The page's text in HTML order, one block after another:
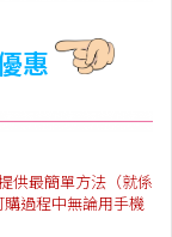
惠
供最簡單方法（就係
購過程中無論用手機